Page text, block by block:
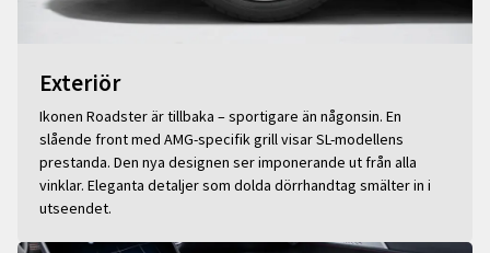
Exteriör
Ikonen Roadster är tillbaka – sportigare än någonsin. En
slående front med AMG-specifik grill visar SL-modellens
prestanda. Den nya designen ser imponerande ut från alla
vinklar. Eleganta detaljer som dolda dörrhandtag smälter in i
utseendet.